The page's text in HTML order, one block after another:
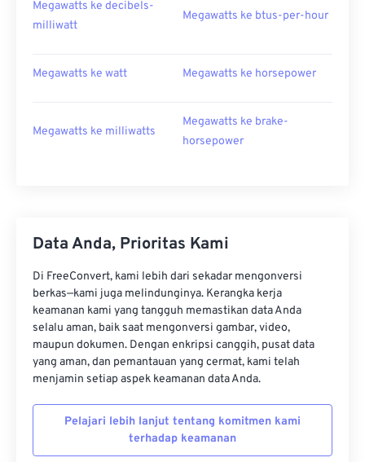
Megawatts ke decibels-
milliwatt
Megawatts ke btus-per-hour
Megawatts ke watt Megawatts ke horsepower
Megawatts ke milliwatts
Megawatts ke brake-
horsepower
Data Anda, Prioritas Kami
Di FreeConvert, kami lebih dari sekadar mengonversi
berkas—kami juga melindunginya. Kerangka kerja
keamanan kami yang tangguh memastikan data Anda
selalu aman, baik saat mengonversi gambar, video,
maupun dokumen. Dengan enkripsi canggih, pusat data
yang aman, dan pemantauan yang cermat, kami telah
menjamin setiap aspek keamanan data Anda.
Pelajari lebih lanjut tentang komitmen kami
terhadap keamanan